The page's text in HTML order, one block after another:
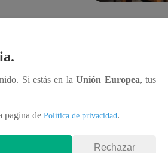
la
Revisa con tu DNI
como pobre, de
Si estás en laUnión Europea, tus
pagina de Política de privacidad.
Rechazar